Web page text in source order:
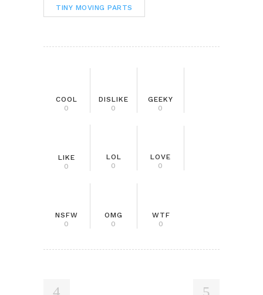
TINY MOVING PARTS
COOL
0
DISLIKE
0
GEEKY
0
LIKE
0
LOL
0
LOVE
0
NSFW
0
OMG
0
WTF
0